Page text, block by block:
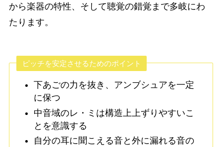
から楽器の特性、そして聴覚の錯覚まで多岐にわ
たります。
ピッチを安定させるためのポイント
下あごの力を抜き、アンブシュアを一定
に保つ
中音域のレ・ミは構造上上ずりやすいこ
とを意識する
自分の耳に聞こえる音と外に漏れる音の